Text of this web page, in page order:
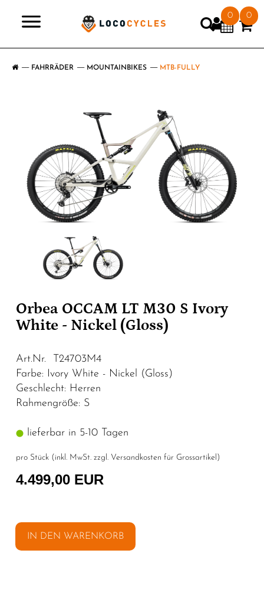
0 0
FAHRRÄDER MOUNTAINBIKES MTB-FULLY
Orbea OCCAM LT M30 S Ivory
White - Nickel (Gloss)
Art.Nr. T24703M4
Farbe: Ivory White - Nickel (Gloss)
Geschlecht: Herren
Rahmengröße: S
lieferbar in 5-10 Tagen
pro Stück (inkl. MwSt. zzgl. Versandkosten für Grossartikel )
4.499,00 EUR
IN DEN WARENKORB